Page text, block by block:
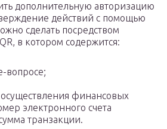
дополнительную авторизацию
действий с помощью
сделать посредством
в котором содержится:
вопросе;
финансовых
электронного счета
транзакции.